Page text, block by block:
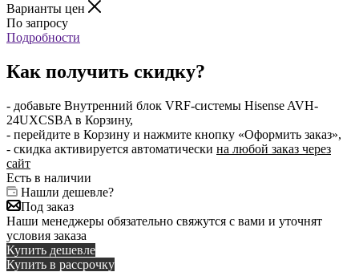
Варианты цен
По запросу
Подробности
Как получить скидку?
- добавьте Внутренний блок VRF-системы Hisense AVH-
24UXCSBA в Корзину,
- перейдите в Корзину и нажмите кнопку «Оформить заказ»,
- скидка активируется автоматически на любой заказ через
сайт
Есть в наличии
Нашли дешевле?
Под заказ
Наши менеджеры обязательно свяжутся с вами и уточнят
условия заказа
Купить дешевле
Купить в рассрочку